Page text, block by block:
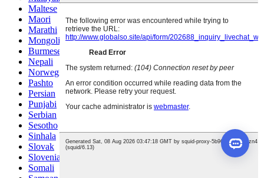
Maltese
Maori
Marathi
Mongolian
Burmese
Nepali
Norwegian
Pashto
Persian
Punjabi
Serbian
Sesotho
Sinhala
Slovak
Slovenian
Somali